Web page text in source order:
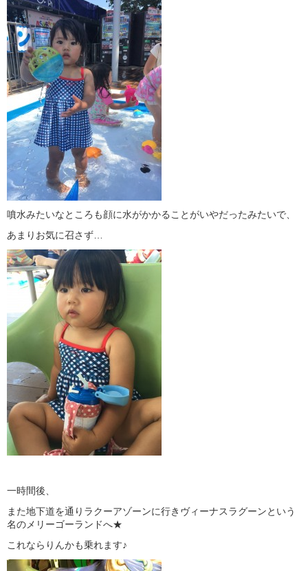
噴水みたいなところも顔に水がかかることがいやだったみたいで、
あまりお気に召さず…
一時間後、
また地下道を通りラクーアゾーンに行きヴィーナスラグーンという
名のメリーゴーランドへ★
これならりんかも乗れます♪